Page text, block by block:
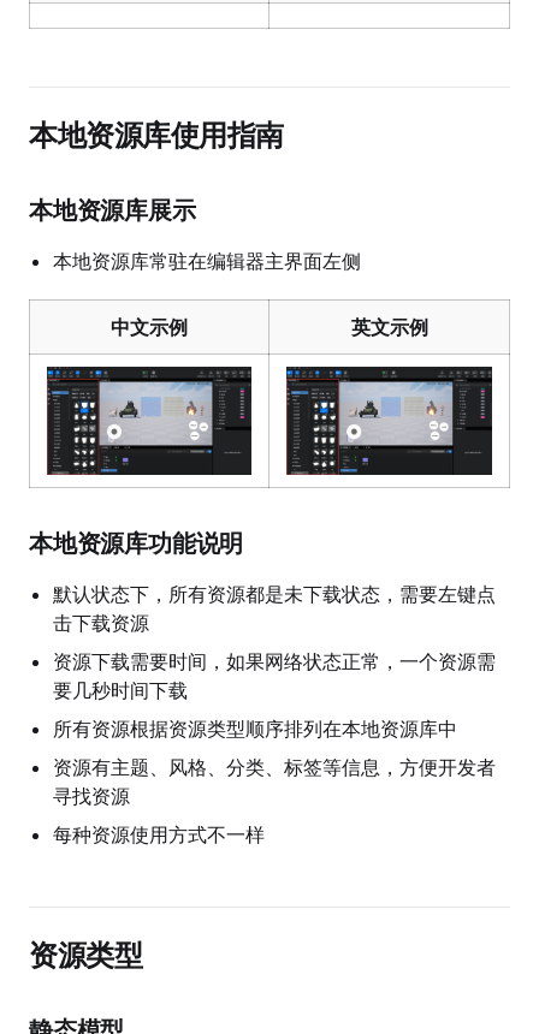
本地资源库使用指南
本地资源库展示
本地资源库常驻在编辑器主界面左侧
中文示例 英文示例
本地资源库功能说明
默认状态下，所有资源都是未下载状态，需要左键点
击下载资源
资源下载需要时间，如果网络状态正常，一个资源需
要几秒时间下载
所有资源根据资源类型顺序排列在本地资源库中
资源有主题、风格、分类、标签等信息，方便开发者
寻找资源
每种资源使用方式不一样
资源类型